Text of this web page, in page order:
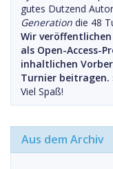
gutes Dutzend
Generation die 48
Wir
als Open-Access-
inhaltlichen
Turnier beitragen.
Viel Spaß!
Aus dem Archiv